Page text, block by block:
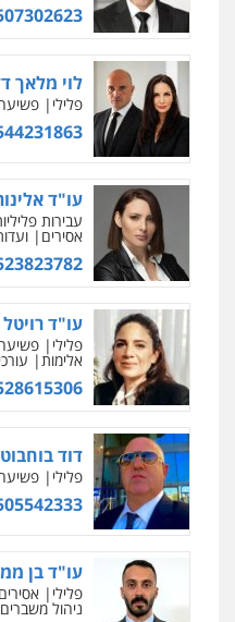
לוי מלאך
פלילי
עו"ד
עבירות
אסירים
עו"ד
פלילי
אלימות
דוד
פלילי
עו"ד בן
פלילי אסירים
ניהול